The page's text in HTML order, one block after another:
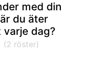
med din
du äter
dag?